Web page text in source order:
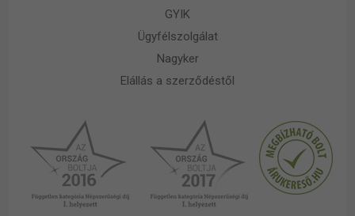
GYIK
Ügyfélszolgálat
Nagyker
Elállás a szerződéstől